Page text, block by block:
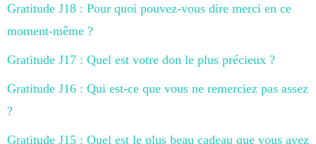
Gratitude J18 : Pour quoi pouvez-vous dire merci en ce
moment-même ?
Gratitude J17 : Quel est votre don le plus précieux ?
Gratitude J16 : Qui est-ce que vous ne remerciez pas assez
?
Gratitude J15 : Quel est le plus beau cadeau que vous ayez